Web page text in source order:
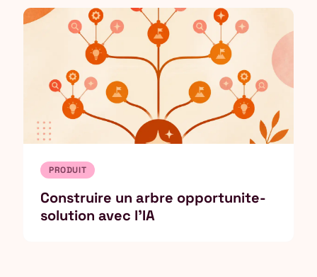
PRODUIT
Construire un arbre opportunite-
solution avec l'IA